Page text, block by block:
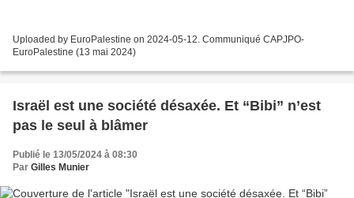
Uploaded by EuroPalestine on 2024-05-12. Communiqué CAPJPO-
EuroPalestine (13 mai 2024)
Israël est une société désaxée. Et “Bibi” n’est
pas le seul à blâmer
Publié le 13/05/2024 à 08:30
Par Gilles Munier